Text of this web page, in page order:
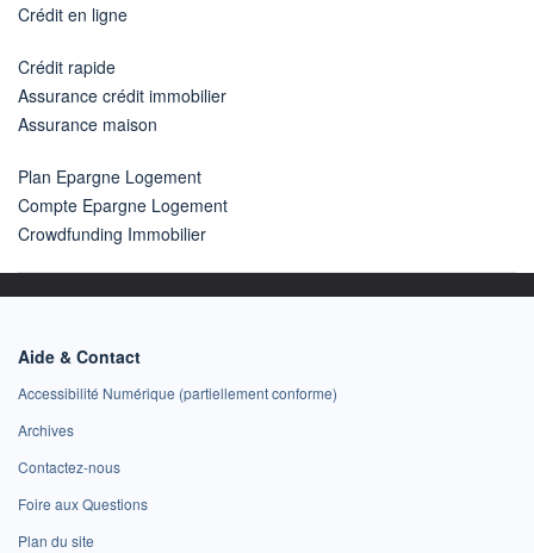
Crédit en ligne
Crédit rapide
Assurance crédit immobilier
Assurance maison
Plan Epargne Logement
Compte Epargne Logement
Crowdfunding Immobilier
Aide & Contact
Accessibilité Numérique (partiellement conforme)
Archives
Contactez-nous
Foire aux Questions
Plan du site